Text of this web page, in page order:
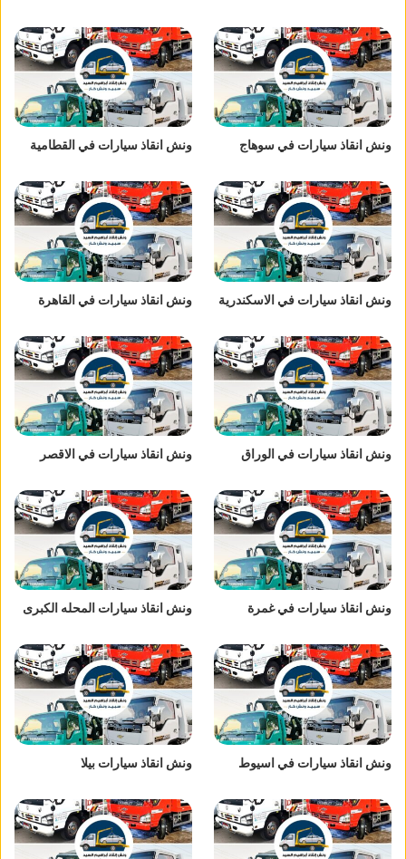
ونش انقاذ سيارات في سوهاج ونش انقاذ سيارات في القطامية
ونش انقاذ سيارات في الاسكندرية ونش انقاذ سيارات في القاهرة
ونش انقاذ سيارات في الوراق ونش انقاذ سيارات في الاقصر
ونش انقاذ سيارات في غمرة ونش انقاذ سيارات المحله الكبرى
ونش انقاذ سيارات في اسيوط ونش انقاذ سيارات بيلا